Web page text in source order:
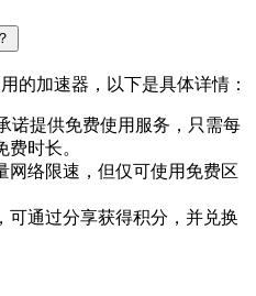
的加速器，以下是具体详情：
诺提供免费使用服务，只需每
时长。
网络限速，但仅可使用免费区
可通过分享获得积分，并兑换